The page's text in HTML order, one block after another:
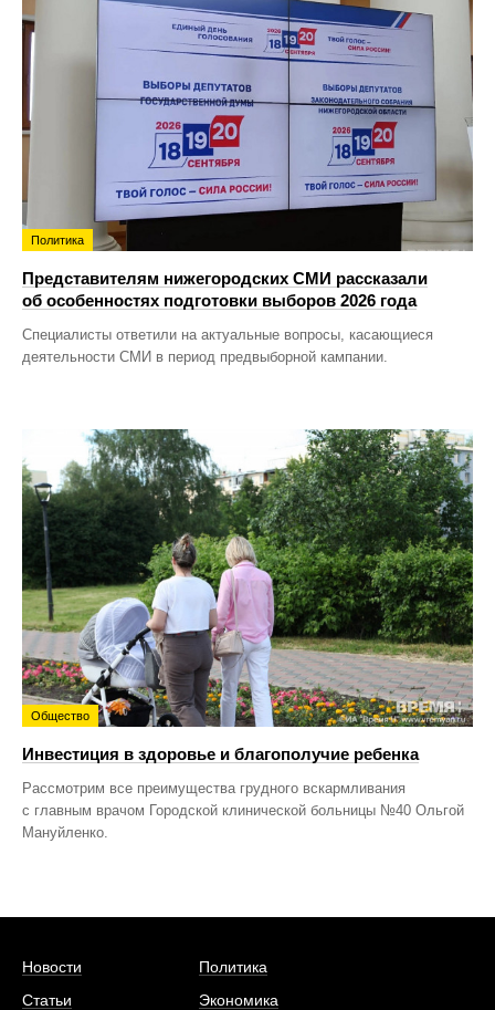
Политика
Представителям нижегородских СМИ рассказали
об особенностях подготовки выборов 2026 года
Специалисты ответили на актуальные вопросы, касающиеся
деятельности СМИ в период предвыборной кампании.
Общество
Инвестиция в здоровье и благополучие ребенка
Рассмотрим все преимущества грудного вскармливания
с главным врачом Городской клинической больницы №40 Ольгой
Мануйленко.
Новости
Статьи
Политика
Экономика